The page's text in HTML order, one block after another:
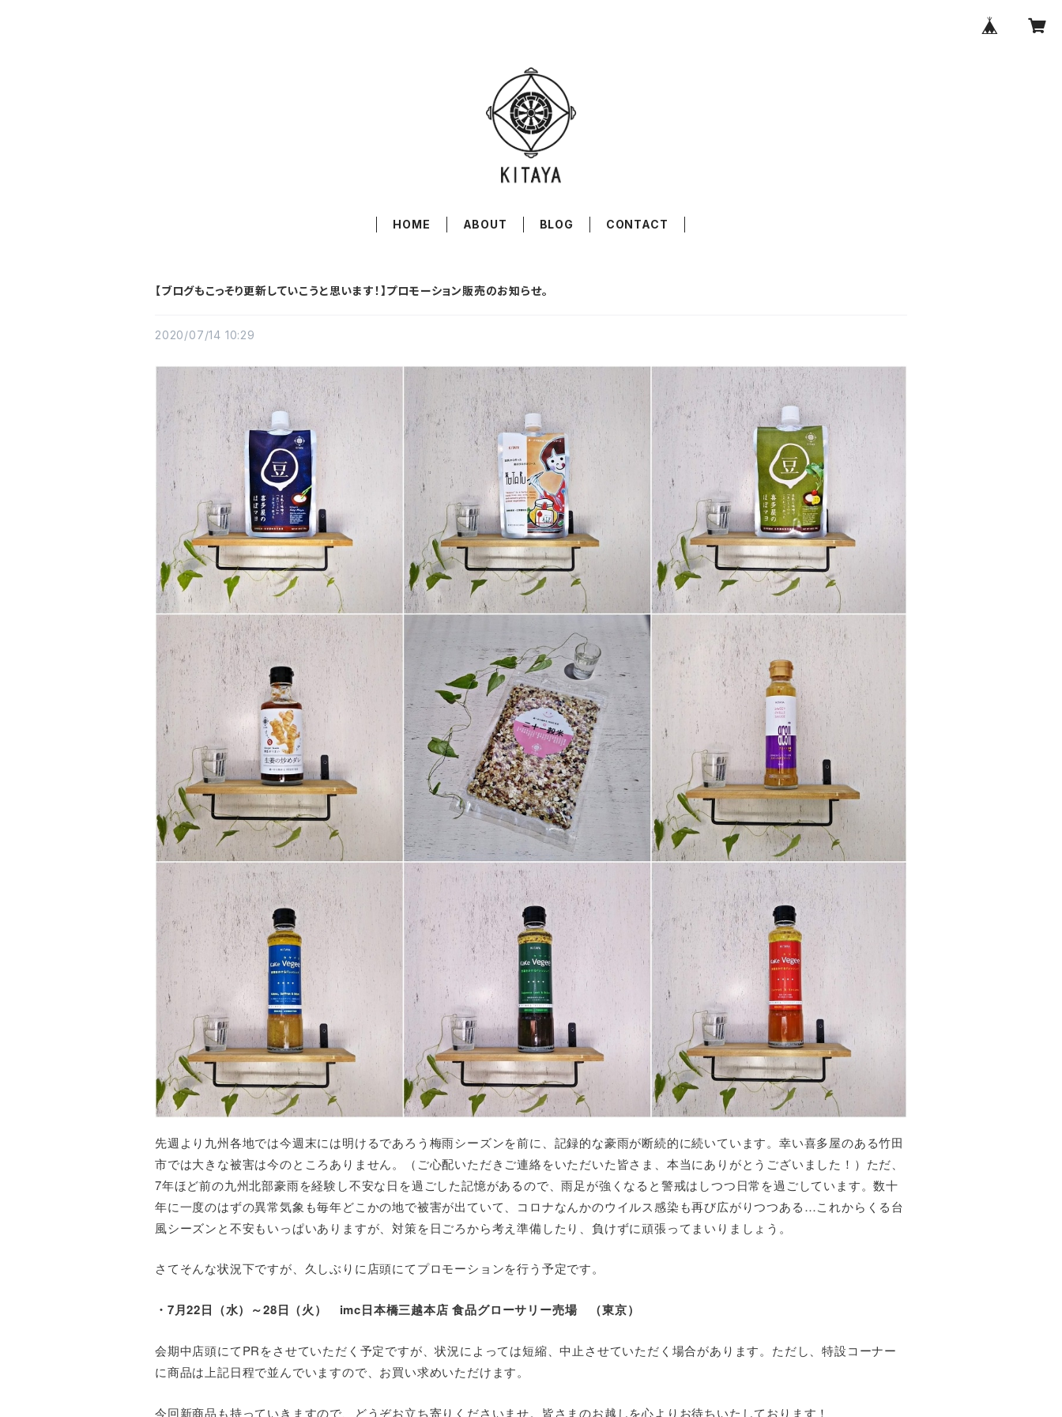
HOME ABOUT BLOG CONTACT
【ブログもこっそり更新していこうと思います！】プロモーション販売のお知らせ。
2020/07/14 10:29
先週より九州各地では今週末には明けるであろう梅雨シーズンを前に、記録的な豪雨が断続的に続いています。幸い喜多屋のある竹田
市では大きな被害は今のところありません。（ご心配いただきご連絡をいただいた皆さま、本当にありがとうございました！）ただ、
7年ほど前の九州北部豪雨を経験し不安な日を過ごした記憶があるので、雨足が強くなると警戒はしつつ日常を過ごしています。数十
年に一度のはずの異常気象も毎年どこかの地で被害が出ていて、コロナなんかのウイルス感染も再び広がりつつある…これからくる台
風シーズンと不安もいっぱいありますが、対策を日ごろから考え準備したり、負けずに頑張ってまいりましょう。
さてそんな状況下ですが、久しぶりに店頭にてプロモーションを行う予定です。
・7月22日（水）～28日（火） imc日本橋三越本店 食品グローサリー売場 （東京）
会期中店頭にてPRをさせていただく予定ですが、状況によっては短縮、中止させていただく場合があります。ただし、特設コーナー
に商品は上記日程で並んでいますので、お買い求めいただけます。
今回新商品も持っていきますので、どうぞお立ち寄りくださいませ。皆さまのお越しを心よりお待ちいたしております！